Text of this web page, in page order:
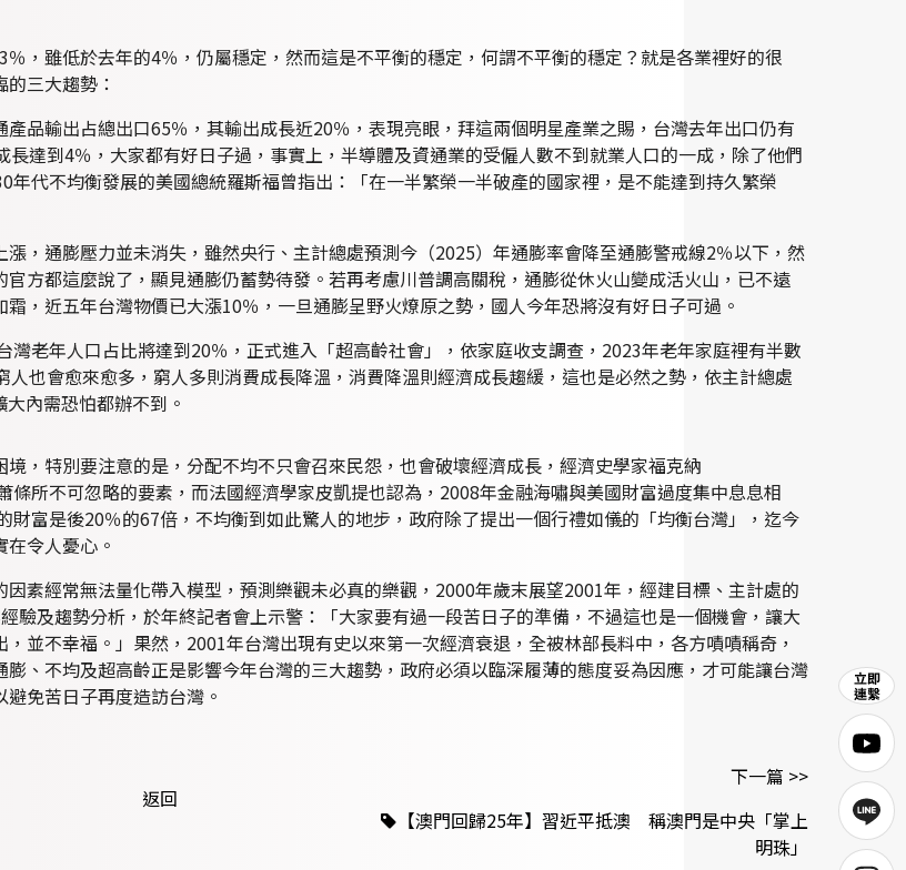
，雖低於去年的4％，仍屬穩定，然而這是不平衡的穩定，何謂不平衡的穩定？就是各業裡好的很
三大趨勢：
品輸出占總出口65％，其輸出成長近20％，表現亮眼，拜這兩個明星產業之賜，台灣去年出口仍有
達到4％，大家都有好日子過，事實上，半導體及資通業的受僱人數不到就業人口的一成，除了他們
代不均衡發展的美國總統羅斯福曾指出：「在一半繁榮一半破產的國家裡，是不能達到持久繁榮
，通膨壓力並未消失，雖然央行、主計總處預測今（2025）年通膨率會降至通膨警戒線2％以下，然
方都這麼說了，顯見通膨仍蓄勢待發。若再考慮川普調高關稅，通膨從休火山變成活火山，已不遠
，近五年台灣物價已大漲10％，一旦通膨呈野火燎原之勢，國人今年恐將沒有好日子可過。
老年人口占比將達到20％，正式進入「超高齡社會」，依家庭收支調查，2023年老年家庭裡有半數
也會愈來愈多，窮人多則消費成長降溫，消費降溫則經濟成長趨緩，這也是必然之勢，依主計總處
內需恐怕都辦不到。
，特別要注意的是，分配不均不只會召來民怨，也會破壞經濟成長，經濟史學家福克納
條所不可忽略的要素，而法國經濟學家皮凱提也認為，2008年金融海嘯與美國財富過度集中息息相
富是後20％的67倍，不均衡到如此驚人的地步，政府除了提出一個行禮如儀的「均衡台灣」，迄今
令人憂心。
素經常無法量化帶入模型，預測樂觀未必真的樂觀，2000年歲末展望2001年，經建目標、主計處的
驗及趨勢分析，於年終記者會上示警：「大家要有過一段苦日子的準備，不過這也是一個機會，讓大
並不幸福。」果然，2001年台灣出現有史以來第一次經濟衰退，全被林部長料中，各方嘖嘖稱奇，
、不均及超高齡正是影響今年台灣的三大趨勢，政府必須以臨深履薄的態度妥為因應，才可能讓台灣
免苦日子再度造訪台灣。
返回
下一篇 >>
【澳門回歸25年】習近平抵澳 稱澳門是中央「掌上
明珠」